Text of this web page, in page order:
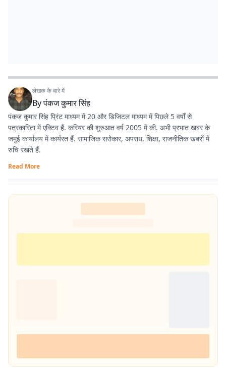
लेखक के बारे में
Byपंकज कुमार सिंह
पंकज कुमार सिंह प्रिंट माध्यम में 20 और डिजिटल माध्यम में पिछले 5 वर्षों से
पत्रकारिता में एक्टिव हैं. करियर की शुरुआत वर्ष 2005 में की. अभी प्रभात खबर के
जमुई कार्यालय में कार्यरत हैं. सामाजिक सरोकार, अपराध, शिक्षा, राजनीतिक खबरों में
रुचि रखते हैं.
Read More